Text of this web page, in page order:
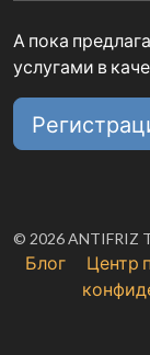
А пока
услугами в
© 2026 ANTIFRIZ
Блог Центр